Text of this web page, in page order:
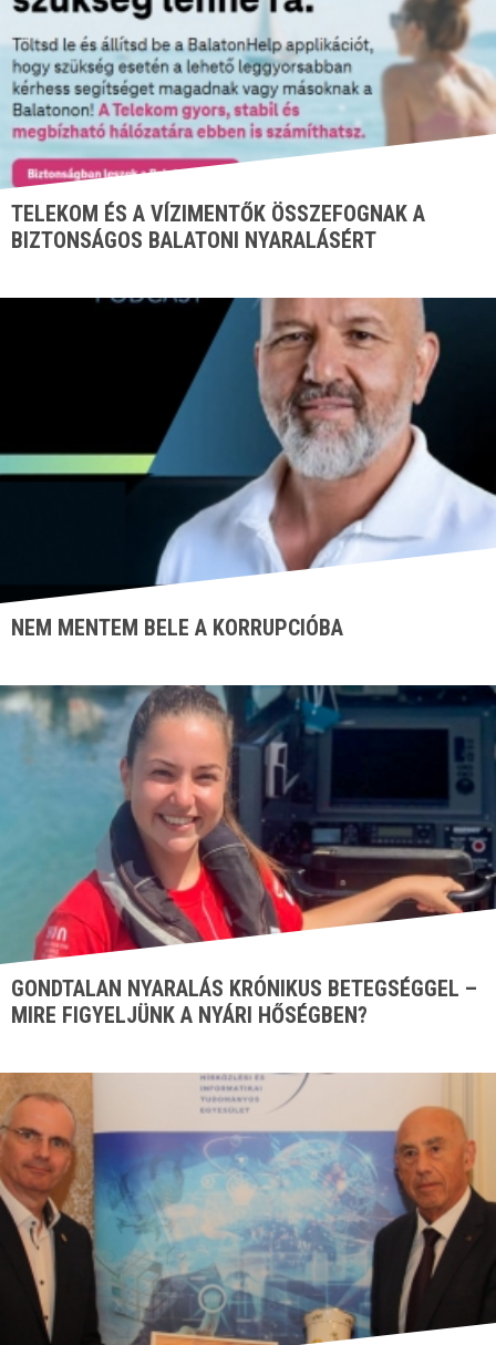
TELEKOM ÉS A VÍZIMENTŐK ÖSSZEFOGNAK A
BIZTONSÁGOS BALATONI NYARALÁSÉRT
NEM MENTEM BELE A KORRUPCIÓBA
GONDTALAN NYARALÁS KRÓNIKUS BETEGSÉGGEL –
MIRE FIGYELJÜNK A NYÁRI HŐSÉGBEN?